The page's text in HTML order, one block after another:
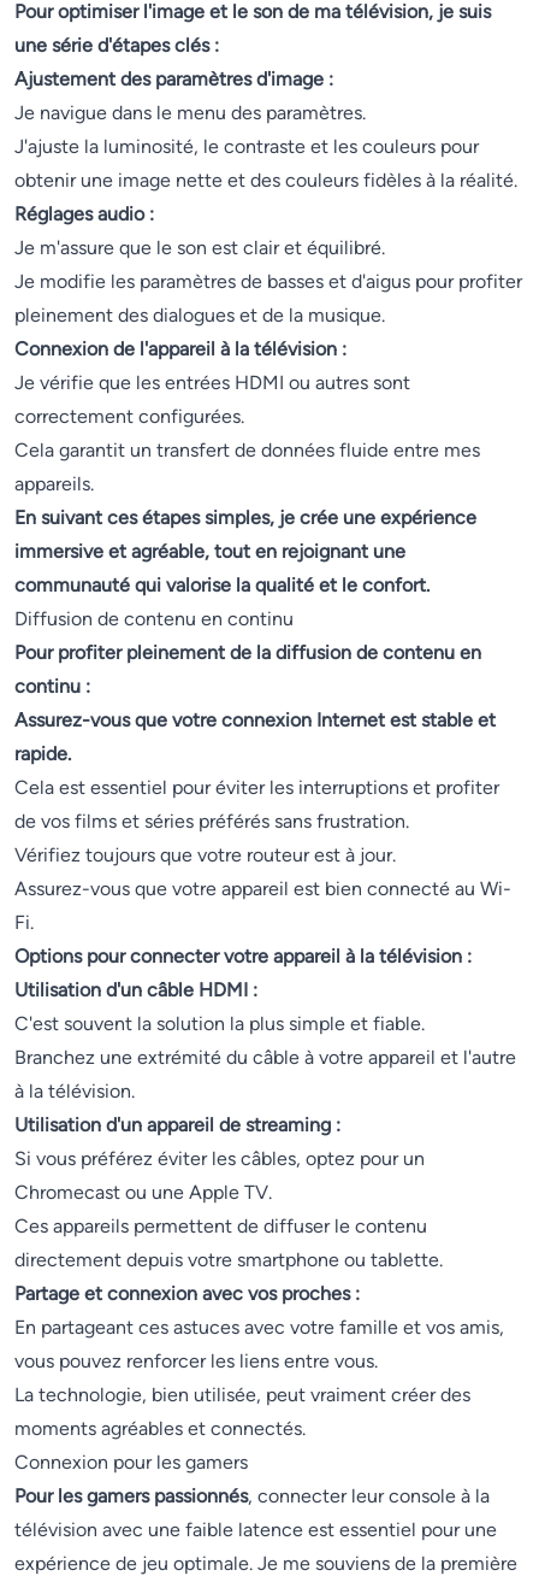
Pour optimiser l'image et le son de ma télévision, je suis
une série d'étapes clés :
Ajustement des paramètres d'image :
Je navigue dans le menu des paramètres.
J'ajuste la luminosité, le contraste et les couleurs pour
obtenir une image nette et des couleurs fidèles à la réalité.
Réglages audio :
Je m'assure que le son est clair et équilibré.
Je modifie les paramètres de basses et d'aigus pour profiter
pleinement des dialogues et de la musique.
Connexion de l'appareil à la télévision :
Je vérifie que les entrées HDMI ou autres sont
correctement configurées.
Cela garantit un transfert de données fluide entre mes
appareils.
En suivant ces étapes simples, je crée une expérience
immersive et agréable, tout en rejoignant une
communauté qui valorise la qualité et le confort.
Diffusion de contenu en continu
Pour profiter pleinement de la diffusion de contenu en
continu :
Assurez-vous que votre connexion Internet est stable et
rapide.
Cela est essentiel pour éviter les interruptions et profiter
de vos films et séries préférés sans frustration.
Vérifiez toujours que votre routeur est à jour.
Assurez-vous que votre appareil est bien connecté au Wi-
Fi.
Options pour connecter votre appareil à la télévision :
Utilisation d'un câble HDMI :
C'est souvent la solution la plus simple et fiable.
Branchez une extrémité du câble à votre appareil et l'autre
à la télévision.
Utilisation d'un appareil de streaming :
Si vous préférez éviter les câbles, optez pour un
Chromecast ou une Apple TV.
Ces appareils permettent de diffuser le contenu
directement depuis votre smartphone ou tablette.
Partage et connexion avec vos proches :
En partageant ces astuces avec votre famille et vos amis,
vous pouvez renforcer les liens entre vous.
La technologie, bien utilisée, peut vraiment créer des
moments agréables et connectés.
Connexion pour les gamers
Pour les gamers passionnés, connecter leur console à la
télévision avec une faible latence est essentiel pour une
expérience de jeu optimale. Je me souviens de la première